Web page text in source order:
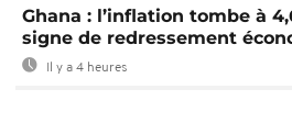
Ghana : l’inflation tombe à
signe de redressement
Il y a 4 heures